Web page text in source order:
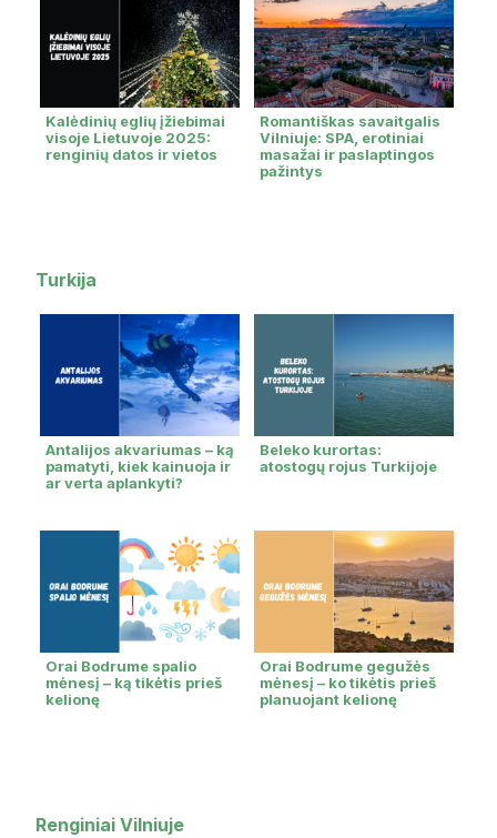
Kalėdinių eglių įžiebimai
visoje Lietuvoje 2025:
renginių datos ir vietos
Romantiškas savaitgalis
Vilniuje: SPA, erotiniai
masažai ir paslaptingos
pažintys
Turkija
Antalijos akvariumas – ką
pamatyti, kiek kainuoja ir
ar verta aplankyti?
Beleko kurortas:
atostogų rojus Turkijoje
Orai Bodrume spalio
mėnesį – ką tikėtis prieš
kelionę
Orai Bodrume gegužės
mėnesį – ko tikėtis prieš
planuojant kelionę
Renginiai Vilniuje